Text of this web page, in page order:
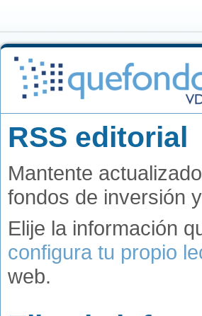
RSS editorial
Mantente
fondos de inversión
Elije la información
configura tu propio
web.